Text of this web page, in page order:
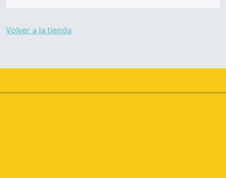
Volver a la tienda